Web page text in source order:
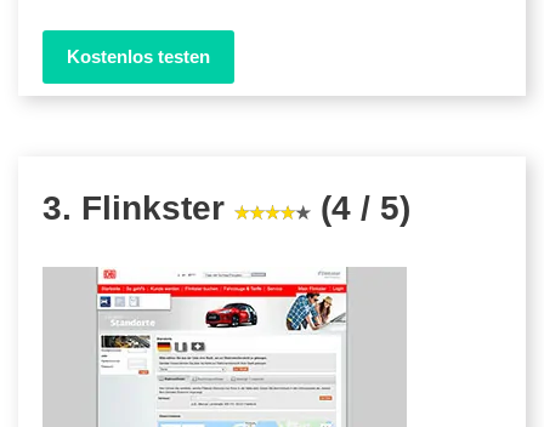
Kostenlos testen
3. Flinkster (4 / 5)